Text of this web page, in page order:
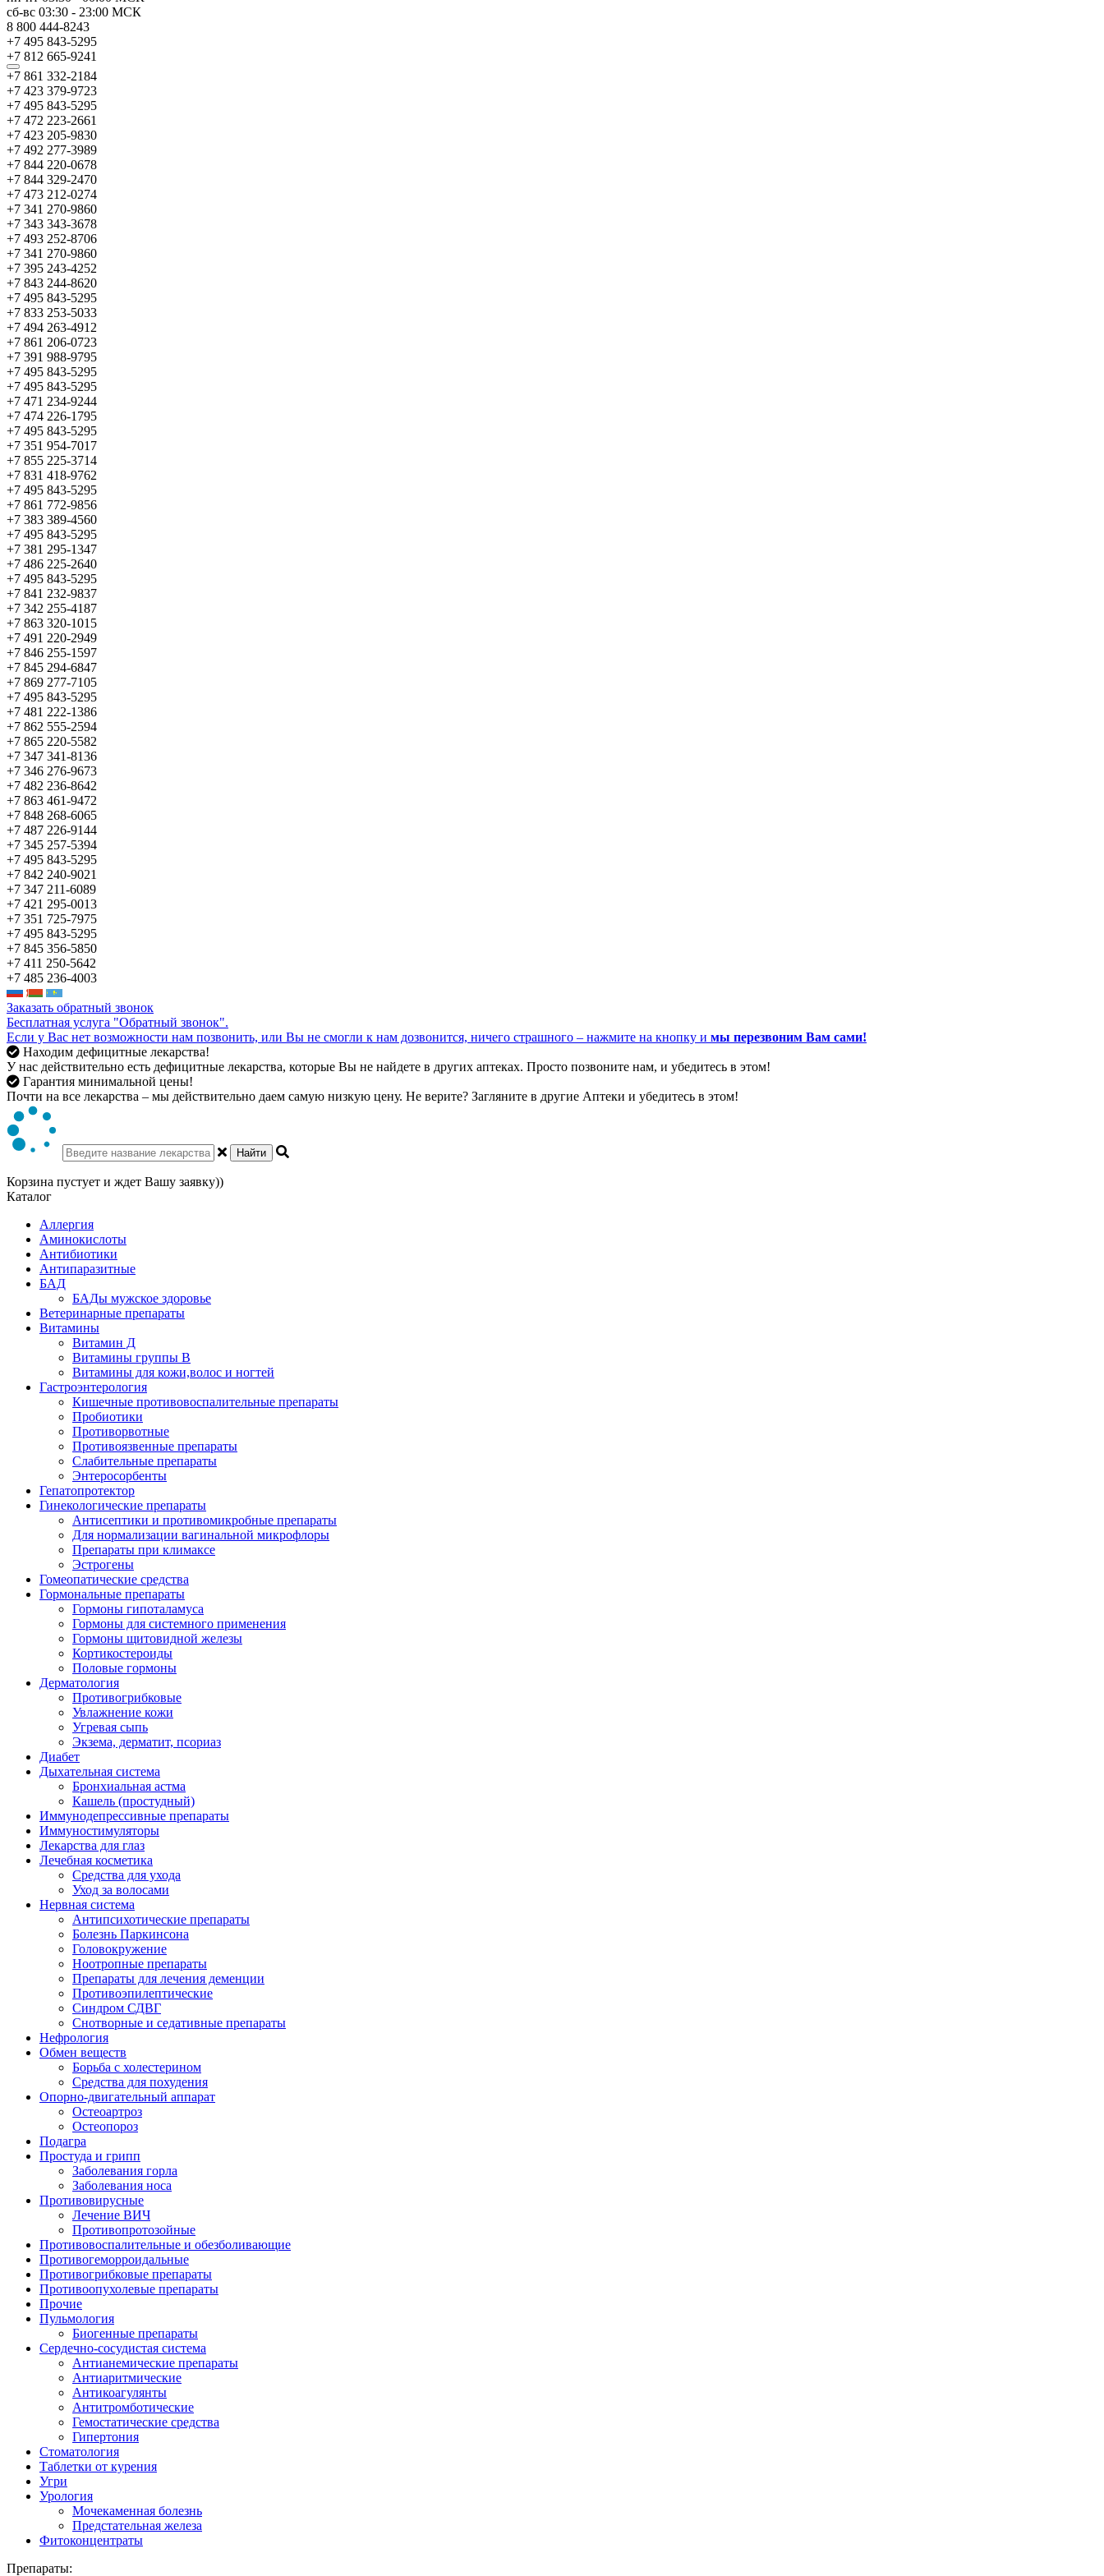
сб-вс 03:30 - 23:00 МСК
8 800 444-8243
+7 495 843-5295
+7 812 665-9241
+7 861 332-2184
+7 423 379-9723
+7 495 843-5295
+7 472 223-2661
+7 423 205-9830
+7 492 277-3989
+7 844 220-0678
+7 844 329-2470
+7 473 212-0274
+7 341 270-9860
+7 343 343-3678
+7 493 252-8706
+7 341 270-9860
+7 395 243-4252
+7 843 244-8620
+7 495 843-5295
+7 833 253-5033
+7 494 263-4912
+7 861 206-0723
+7 391 988-9795
+7 495 843-5295
+7 495 843-5295
+7 471 234-9244
+7 474 226-1795
+7 495 843-5295
+7 351 954-7017
+7 855 225-3714
+7 831 418-9762
+7 495 843-5295
+7 861 772-9856
+7 383 389-4560
+7 495 843-5295
+7 381 295-1347
+7 486 225-2640
+7 495 843-5295
+7 841 232-9837
+7 342 255-4187
+7 863 320-1015
+7 491 220-2949
+7 846 255-1597
+7 845 294-6847
+7 869 277-7105
+7 495 843-5295
+7 481 222-1386
+7 862 555-2594
+7 865 220-5582
+7 347 341-8136
+7 346 276-9673
+7 482 236-8642
+7 863 461-9472
+7 848 268-6065
+7 487 226-9144
+7 345 257-5394
+7 495 843-5295
+7 842 240-9021
+7 347 211-6089
+7 421 295-0013
+7 351 725-7975
+7 495 843-5295
+7 845 356-5850
+7 411 250-5642
+7 485 236-4003
Заказать обратный звонок
Бесплатная услуга "Обратный звонок".
Если у Вас нет возможности нам позвонить, или Вы не смогли к нам дозвонится, ничего страшного – нажмите на кнопку и мы перезвоним Вам сами!
Находим дефицитные лекарства!
У нас действительно есть дефицитные лекарства, которые Вы не найдете в других аптеках. Просто позвоните нам, и убедитесь в этом!
Гарантия минимальной цены!
Почти на все лекарства – мы действительно даем самую низкую цену. Не верите? Загляните в другие Аптеки и убедитесь в этом!
Найти
Корзина пустует и ждет Вашу заявку))
Каталог
Аллергия
Аминокислоты
Антибиотики
Антипаразитные
БАД
БАДы мужское здоровье
Ветеринарные препараты
Витамины
Витамин Д
Витамины группы В
Витамины для кожи,волос и ногтей
Гастроэнтерология
Кишечные противовоспалительные препараты
Пробиотики
Противорвотные
Противоязвенные препараты
Слабительные препараты
Энтеросорбенты
Гепатопротектор
Гинекологические препараты
Антисептики и противомикробные препараты
Для нормализации вагинальной микрофлоры
Препараты при климаксе
Эстрогены
Гомеопатические средства
Гормональные препараты
Гормоны гипоталамуса
Гормоны для системного применения
Гормоны щитовидной железы
Кортикостероиды
Половые гормоны
Дерматология
Противогрибковые
Увлажнение кожи
Угревая сыпь
Экзема, дерматит, псориаз
Диабет
Дыхательная система
Бронхиальная астма
Кашель (простудный)
Иммунодепрессивные препараты
Иммуностимуляторы
Лекарства для глаз
Лечебная косметика
Средства для ухода
Уход за волосами
Нервная система
Антипсихотические препараты
Болезнь Паркинсона
Головокружение
Ноотропные препараты
Препараты для лечения деменции
Противоэпилептические
Синдром СДВГ
Снотворные и седативные препараты
Нефрология
Обмен веществ
Борьба с холестерином
Средства для похудения
Опорно-двигательный аппарат
Остеоартроз
Остеопороз
Подагра
Простуда и грипп
Заболевания горла
Заболевания носа
Противовирусные
Лечение ВИЧ
Противопротозойные
Противовоспалительные и обезболивающие
Противогеморроидальные
Противогрибковые препараты
Противоопухолевые препараты
Прочие
Пульмология
Биогенные препараты
Сердечно-сосудистая система
Антианемические препараты
Антиаритмические
Антикоагулянты
Антитромботические
Гемостатические средства
Гипертония
Стоматология
Таблетки от курения
Угри
Урология
Мочекаменная болезнь
Предстательная железа
Фитоконцентраты
Препараты: